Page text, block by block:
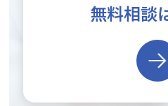
無料相談